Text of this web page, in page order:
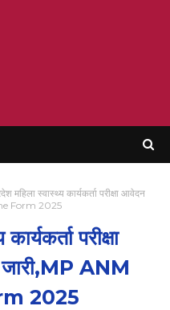
महिला स्वास्थ्य कार्यकर्ता परीक्षा आवेदन
Form 2025
परीक्षा
ANM
2025